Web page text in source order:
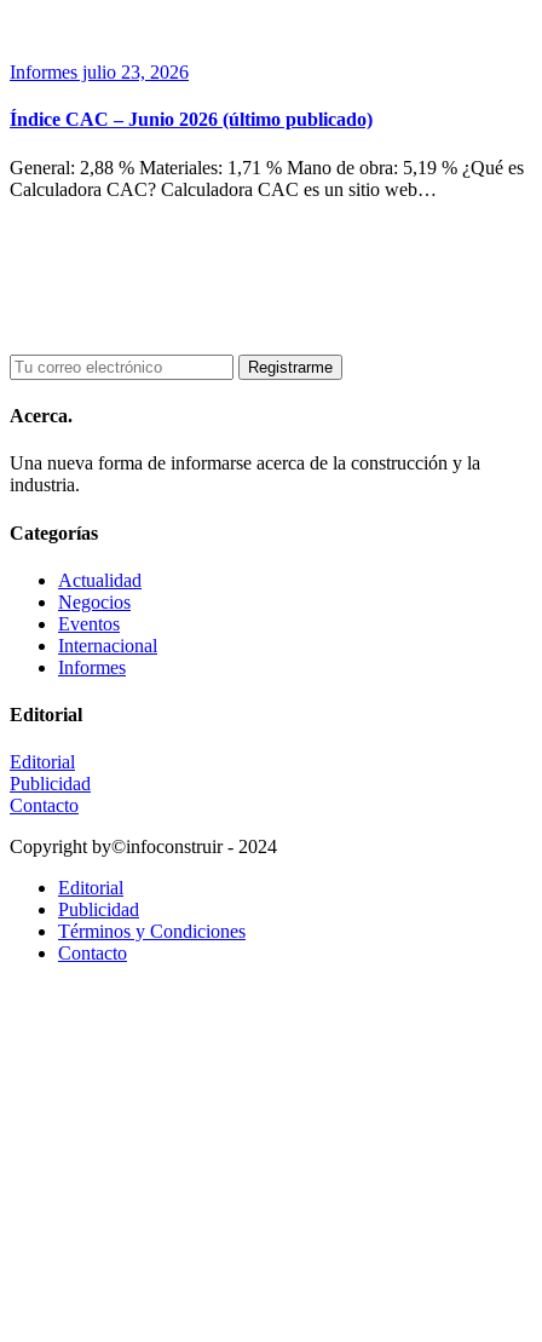
Informes julio 23, 2026
Índice CAC – Junio 2026 (último publicado)
General: 2,88 % Materiales: 1,71 % Mano de obra: 5,19 % ¿Qué es
Calculadora CAC? Calculadora CAC es un sitio web…
Acerca.
Una nueva forma de informarse acerca de la construcción y la
industria.
Categorías
Actualidad
Negocios
Eventos
Internacional
Informes
Editorial
Editorial
Publicidad
Contacto
Copyright by©infoconstruir - 2024
Editorial
Publicidad
Términos y Condiciones
Contacto